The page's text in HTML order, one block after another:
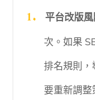
平台改版
次。如果
排名規則
要重新調